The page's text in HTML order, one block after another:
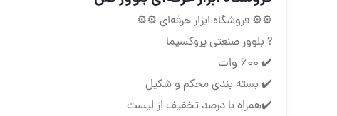
⚙⚙ فروشگاه ابزار حرفه‌ای ⚙⚙
? بلوور صنعتی پروکسیما
✔️ ۶۰۰ وات
✔️ بسته بندی محکم و‌ شکیل
✔️همراه با درصد تخفیف از لیست